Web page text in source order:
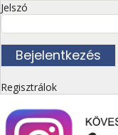
Jelszó
Regisztrálok